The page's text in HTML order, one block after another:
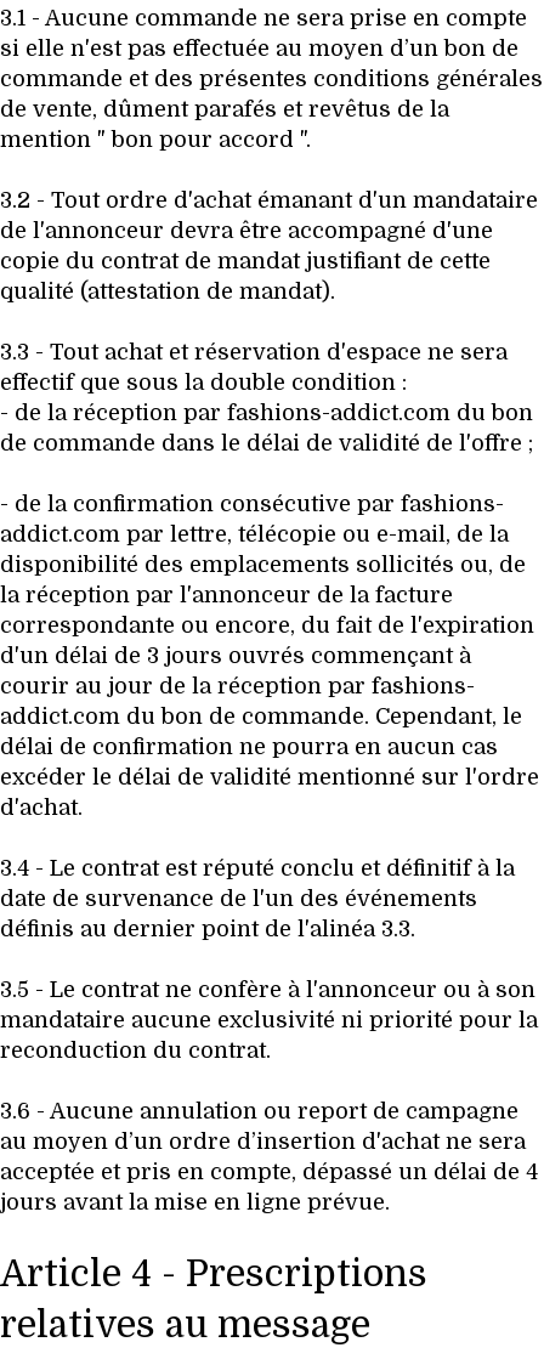
3.1 - Aucune commande ne sera prise en compte
si elle n'est pas effectuée au moyen d’un bon de
commande et des présentes conditions générales
de vente, dûment parafés et revêtus de la
mention " bon pour accord ".
3.2 - Tout ordre d'achat émanant d'un mandataire
de l'annonceur devra être accompagné d'une
copie du contrat de mandat justifiant de cette
qualité (attestation de mandat).
3.3 - Tout achat et réservation d'espace ne sera
effectif que sous la double condition :
- de la réception par fashions-addict.com du bon
de commande dans le délai de validité de l'offre ;
- de la confirmation consécutive par fashions-
addict.com par lettre, télécopie ou e-mail, de la
disponibilité des emplacements sollicités ou, de
la réception par l'annonceur de la facture
correspondante ou encore, du fait de l'expiration
d'un délai de 3 jours ouvrés commençant à
courir au jour de la réception par fashions-
addict.com du bon de commande. Cependant, le
délai de confirmation ne pourra en aucun cas
excéder le délai de validité mentionné sur l'ordre
d'achat.
3.4 - Le contrat est réputé conclu et définitif à la
date de survenance de l'un des événements
définis au dernier point de l'alinéa 3.3.
3.5 - Le contrat ne confère à l'annonceur ou à son
mandataire aucune exclusivité ni priorité pour la
reconduction du contrat.
3.6 - Aucune annulation ou report de campagne
au moyen d’un ordre d’insertion d'achat ne sera
acceptée et pris en compte, dépassé un délai de 4
jours avant la mise en ligne prévue.
Article 4 - Prescriptions
relatives au message